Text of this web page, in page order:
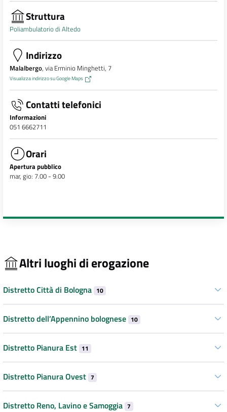
Struttura
Poliambulatorio di Altedo
Indirizzo
Malalbergo, via Erminio Minghetti, 7
Visualizza indirizzo su Google Maps
Contatti telefonici
Informazioni
051 6662711
Orari
Apertura pubblico
mar, gio: 7.00 - 9.00
Altri luoghi di erogazione
Distretto Città di Bologna 10
Distretto dell’Appennino bolognese 10
Distretto Pianura Est 11
Distretto Pianura Ovest 7
Distretto Reno, Lavino e Samoggia 7